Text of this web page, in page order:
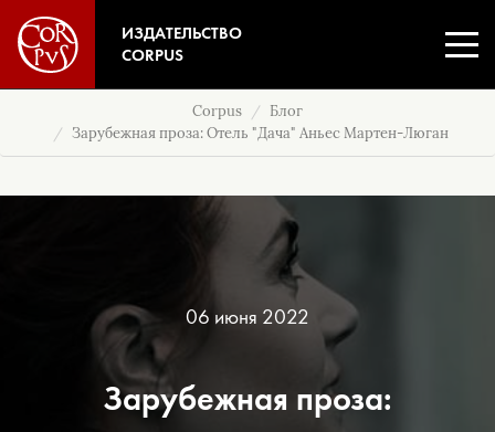
ИЗДАТЕЛЬСТВО
CORPUS
Corpus
Блог
Зарубежная проза: Отель "Дача" Аньес Мартен-Люган
06 июня 2022
Зарубежная проза: